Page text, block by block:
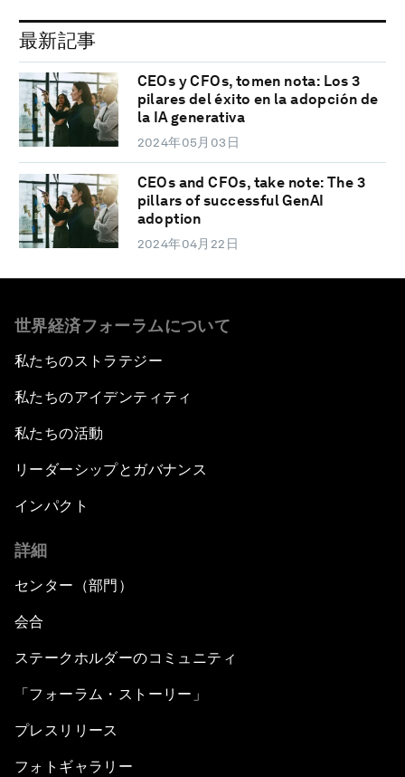
最新記事
CEOs y CFOs, tomen nota: Los 3
pilares del éxito en la adopción de
la IA generativa
2024年05月03日
CEOs and CFOs, take note: The 3
pillars of successful GenAI
adoption
2024年04月22日
世界経済フォーラムについて
私たちのストラテジー
私たちのアイデンティティ
私たちの活動
リーダーシップとガバナンス
インパクト
詳細
センター（部門）
会合
ステークホルダーのコミュニティ
「フォーラム・ストーリー」
プレスリリース
フォトギャラリー